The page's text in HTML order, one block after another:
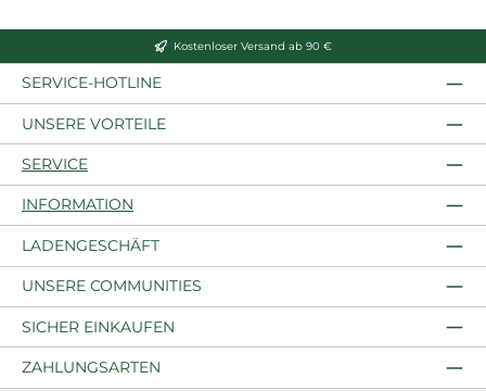
Kostenloser Versand ab 90 €
SERVICE-HOTLINE
UNSERE VORTEILE
SERVICE
INFORMATION
LADENGESCHÄFT
UNSERE COMMUNITIES
SICHER EINKAUFEN
ZAHLUNGSARTEN